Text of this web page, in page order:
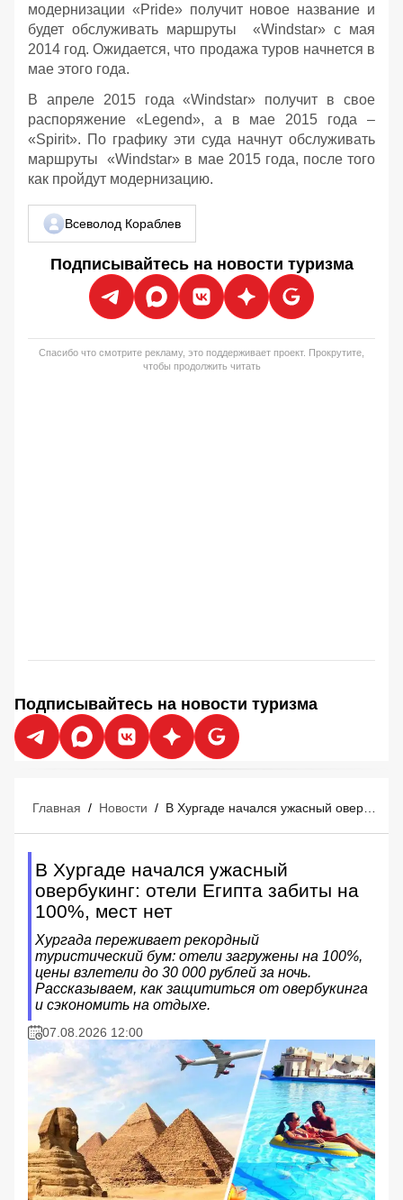
модернизации «Pride» получит новое название и
будет обслуживать маршруты «Windstar» с мая
2014 год. Ожидается, что продажа туров начнется в
мае этого года.
В апреле 2015 года «Windstar» получит в свое
распоряжение «Legend», а в мае 2015 года –
«Spirit». По графику эти суда начнут обслуживать
маршруты «Windstar» в мае 2015 года, после того
как пройдут модернизацию.
Всеволод Кораблев
Подписывайтесь на новости туризма
Спасибо что смотрите рекламу, это поддерживает проект. Прокрутите,
чтобы продолжить читать
Подписывайтесь на новости туризма
Главная / Новости /
В Хургаде начался ужасный
овербукинг: отели Египта забиты на
100%, мест нет
Хургада переживает рекордный
туристический бум: отели загружены на 100%,
цены взлетели до 30 000 рублей за ночь.
Рассказываем, как защититься от овербукинга
и сэкономить на отдыхе.
07.08.2026 12:00